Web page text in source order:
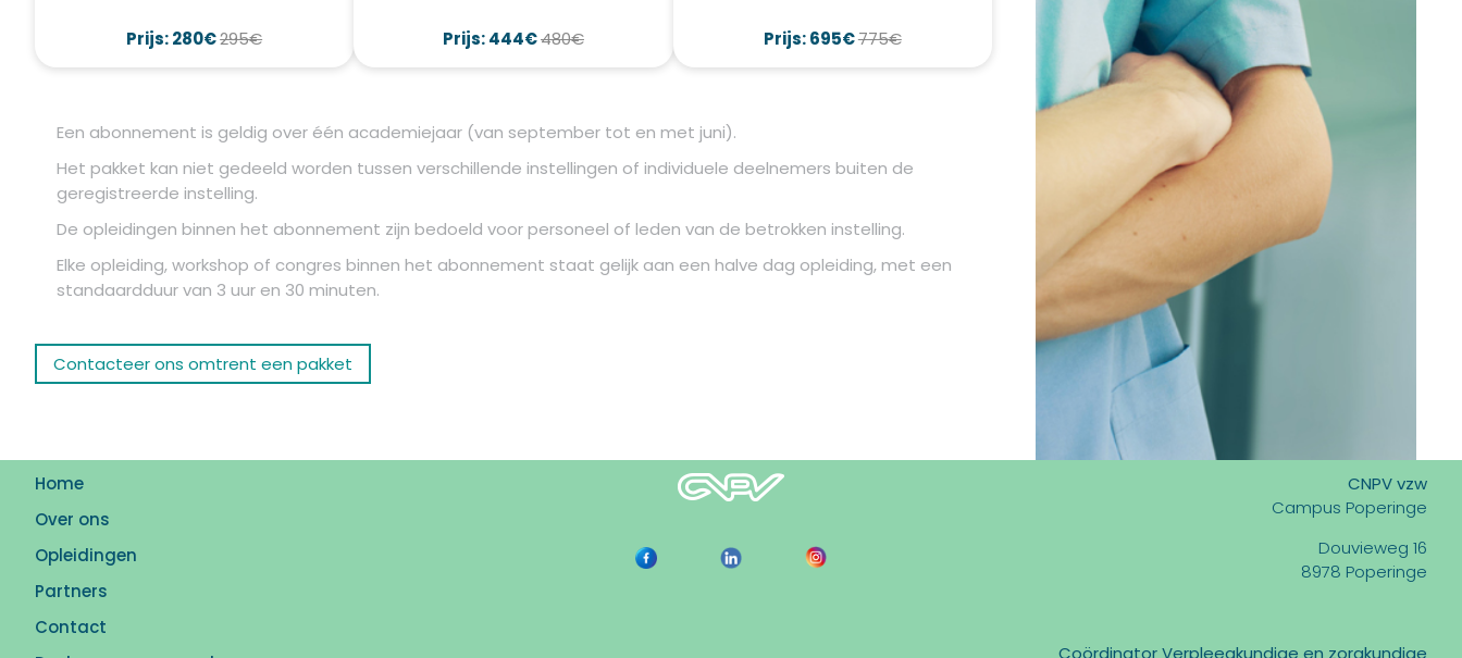
Prijs: 280€295€ Prijs: 444€480€ Prijs: 695€775€
Een abonnement is geldig over één academiejaar (van september tot en met juni).
Het pakket kan niet gedeeld worden tussen verschillende instellingen of individuele deelnemers buiten de
geregistreerde instelling.
De opleidingen binnen het abonnement zijn bedoeld voor personeel of leden van de betrokken instelling.
Elke opleiding, workshop of congres binnen het abonnement staat gelijk aan een halve dag opleiding, met een
standaardduur van 3 uur en 30 minuten.
Contacteer ons omtrent een pakket
Home
Over ons
Opleidingen
Partners
Contact
CNPV vzw
Campus Poperinge
Douvieweg 16
8978 Poperinge